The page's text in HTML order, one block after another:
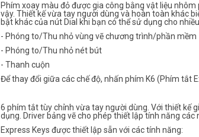
Phím xoay màu đỏ được gia công bằng vật liệu
vậy. Thiết kế vừa tay người dùng và hoàn toàn khác
bật khác của nút Dial khi bạn có thể sử dụng cho
- Phóng to/Thu nhỏ vùng vẽ chương trình/phần mềm
- Phóng to/Thu nhỏ nét bút
- Thanh cuộn
Để thay đổi giữa các chế độ, nhấn phím K6 (Phím tắt
6 phím tắt tùy chỉnh vừa tay người dùng. Với thiết kế
dụng. Driver bảng vẽ cho phép thiết lập tính năng
Express Keys được thiết lập sẵn với các tính năng: